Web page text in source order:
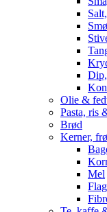
Olie &
Pasta, ris
Brød
Kerner,
Mel